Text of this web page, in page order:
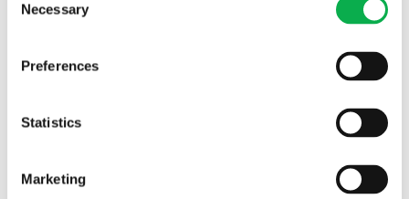
Selection
Necessary
Preferences
Statistics
Marketing